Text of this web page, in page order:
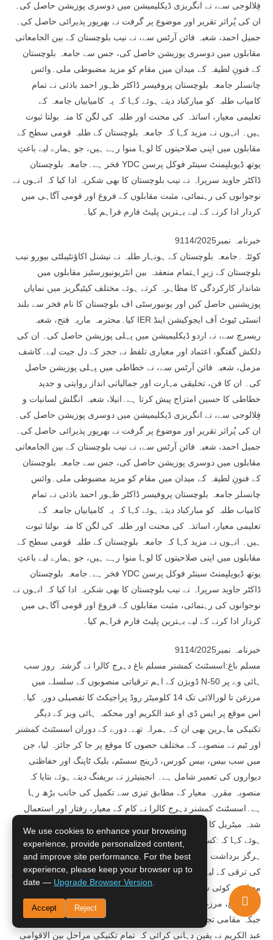
فِلالوجی سے، نے انگریزی ڈیکلیمیشن میں دوسری پوزیشن حاصل کی۔
ان کی پُراثر تقریر اور موضوع پر گرفت نے بھرپور پذیرائی حاصل کی۔
جمیل احمد، شعبہ فائن آرٹس سے، نے نیب بلوچستان کے بین الجامعاتی
مقابلوں میں دوسری پوزیشن حاصل کی، جس سے جامعہ بلوچستان
کے فنونِ لطیفہ کے میدان میں مقام کو مزید مضبوطی ملی۔وائس
چانسلر جامعہ بلوچستان پروفیسر ڈاکٹر ظہور احمد باذئی نے تمام
کامیاب طلبہ کو مبارکباد دیتے ہوئے کہا کہ یہ کامیابیاں جامعہ کے
تعلیمی معیار، اساتذہ کی محنت اور طلبہ کی لگن کا منہ بولتا ثبوت
ہیں۔ انہوں نے مزید کہا کہ جامعہ بلوچستان کے طلبہ قومی سطح کے
مقابلوں میں اپنی صلاحیتوں کا لوہا منوا رہے ہیں، جو ہمارے لیے باعثِ
فخر ہے۔جامعہ بلوچستان YDC یوتھ ڈیویلپمنٹ سینٹر فوکل پرسن
ڈاکٹر جاوید سرپراہ نے نیب بلوچستان کا بھی شکریہ ادا کیا کہ انہوں نے
نوجوانوں کی رہنمائی، مثبت مقابلوں کے فروغ اور قومی آگاہی میں
کردار ادا کرنے کے لیے بہترین پلیٹ فارم فراہم کیا۔
خبرنامہ نمبر9114/2025
کوئٹہ۔جامعہ بلوچستان کے ہونہار طلبہ نے نیشنل اکاؤنٹیبلٹی بیورو نیب
بلوچستان کے زیرِ اہتمام منعقدہ بین انٹریونیورسٹیز مقابلوں میں
شاندار کارکردگی کا مظاہرہ کرتے ہوئے مختلف کیٹیگریز میں نمایاں
پوزیشنیں حاصل کیں اور یونیورسٹی اف بلوچستان کا نام فخر سے بلند
کیا۔محترمہ ماریہ فتح، شعبہ IER انسٹی ٹیوٹ آف ایجوکیشن اینڈ
ریسرچ سے، نے اردو ڈیکلیمیشن میں پہلی پوزیشن حاصل کی۔ ان کی
دلکش گفتگو، اعتماد اور معیاری تلفظ نے ججز کے دل جیت لیے۔کاشف
مزمل، شعبہ فائن آرٹس سے، نے خطاطی میں پہلی پوزیشن حاصل
کی۔ ان کا فن، تخلیقی مہارت اور جمالیاتی انداز روایتی و جدید
خطاطی کا حسین امتزاج پیش کرتا ہے۔انیلا، شعبہ انگلش لسانیات و
فِلالوجی سے، نے انگریزی ڈیکلیمیشن میں دوسری پوزیشن حاصل کی۔
ان کی پُراثر تقریر اور موضوع پر گرفت نے بھرپور پذیرائی حاصل کی۔
جمیل احمد، شعبہ فائن آرٹس سے، نے نیب بلوچستان کے بین الجامعاتی
مقابلوں میں دوسری پوزیشن حاصل کی، جس سے جامعہ بلوچستان
کے فنونِ لطیفہ کے میدان میں مقام کو مزید مضبوطی ملی۔وائس
چانسلر جامعہ بلوچستان پروفیسر ڈاکٹر ظہور احمد باذئی نے تمام
کامیاب طلبہ کو مبارکباد دیتے ہوئے کہا کہ یہ کامیابیاں جامعہ کے
تعلیمی معیار، اساتذہ کی محنت اور طلبہ کی لگن کا منہ بولتا ثبوت
ہیں۔ انہوں نے مزید کہا کہ جامعہ بلوچستان کے طلبہ قومی سطح کے
مقابلوں میں اپنی صلاحیتوں کا لوہا منوا رہے ہیں، جو ہمارے لیے باعثِ
فخر ہے۔جامعہ بلوچستان YDC یوتھ ڈیویلپمنٹ سینٹر فوکل پرسن
ڈاکٹر جاوید سرپراہ نے نیب بلوچستان کا بھی شکریہ ادا کیا کہ انہوں نے
نوجوانوں کی رہنمائی، مثبت مقابلوں کے فروغ اور قومی آگاہی میں
کردار ادا کرنے کے لیے بہترین پلیٹ فارم فراہم کیا۔
خبرنامہ نمبر9114/2025
مسلم باغ:اسسٹنٹ کمشنر مسلم باغ دہرج کالرا نے گزشتہ روز سب
ڈویژن کے اہم ترقیاتی منصوبوں کے سلسلے میں N-50 ہائی وے پر
مرزغن تا لورالائی تک 14 کلومیٹر روڈ پراجیکٹ کا تفصیلی دورہ کیا۔
اس موقع پر ایس ڈی او عبد الکریم اور محکمہ ہائی ویز کے دیگر
تکنیکی ماہرین بھی ان کے ہمراہ تھے۔دورے کے دوران اسسٹنٹ کمشنر
اور ٹیم نے منصوبے کے مختلف حصوں کا موقع پر جا کر جائزہ لیا، جن
میں سب بیس، بیس کورس، ڈرینج سسٹم، بلیک ٹاپنگ اور حفاظتی
دیواروں کی تعمیر شامل ہے۔ انجینیئرز نے بریفنگ دیتے ہوئے بتایا کہ
منصوبہ مقررہ معیار کے مطابق تیزی سے تکمیل کی جانب بڑھ رہا
ہے۔اسسٹنٹ کمشنر دہرج کالرا نے کام کے معیار، رفتار اور استعمال
شدہ میٹریل کا باریک بینی سے معائنہ کیا اور واضح ہدایات جاری کرتے
ہوئے کہا کہ:کسی بھی قسم کی ناقص میٹریل یا کم معیار کے کام کو
ہرگز برداشت نہیں کیا جائے گا۔منصوبہ عوام کی سہولت اور علاقے
کی ترقی کے لیے انتہائی اہمیت کا حامل ہے، لہٰذا اس میں شفافیت اور
معیار پر کوئی سمجھوتہ نہیں ہونا چاہیے۔سڑک کی بروقت تکمیل سے
مسلم باغ، مرزغن اور لورالائی کے درمیان سفر آسان اور محفوظ ہوگا،
جبکہ مقامی تجارت اور رابطوں میں بھی بہتری آئے گی۔ایس ڈی او
عبد الکریم نے یقین دہانی کرائی کہ تمام تکنیکی مراحل بین الاقوامی
We use cookies to enhance your browsing
experience, provide personalized content,
and improve site performance. For the best
experience, please keep your browser up to
date — Upgrade Browser Version
Accept Reject